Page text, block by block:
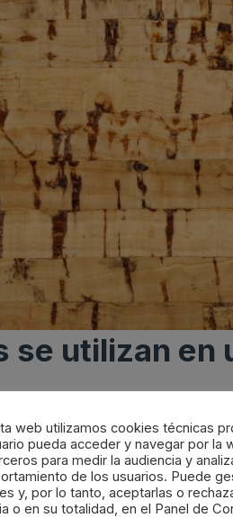
se utilizan en
de construcción
lo sean.
web utilizamos cookies técnicas
pueda acceder y navegar por la
para medir la audiencia y
de los usuarios. Puede
y, por lo tanto, aceptarlas o
o en su totalidad, en el Panel de